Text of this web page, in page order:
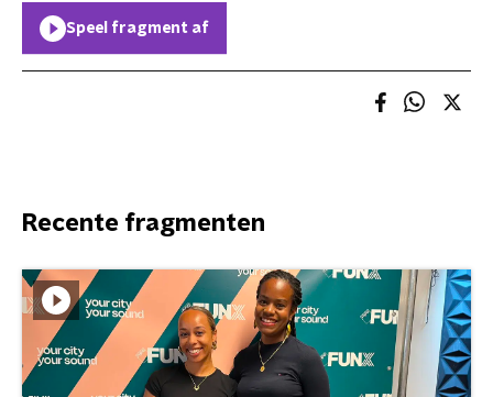
Speel fragment af
Recente fragmenten